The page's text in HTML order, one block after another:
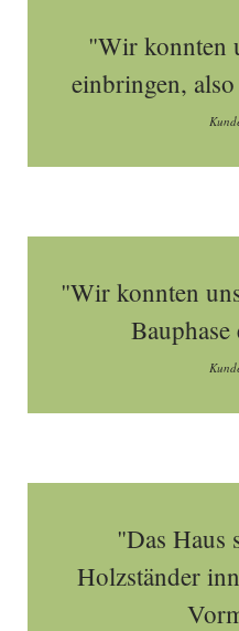
"Wir konnten
einbringen,
"Wir konnten
"Das Haus
Holzständer